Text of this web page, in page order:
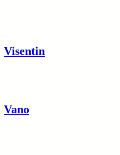
Visentin
Vano